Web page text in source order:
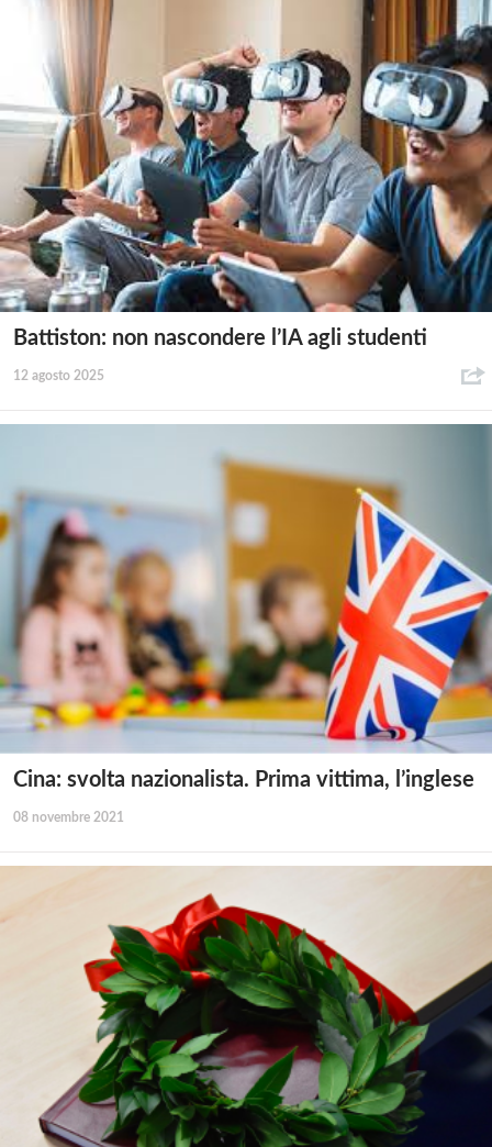
Battiston: non nascondere l’IA agli studenti
12 agosto 2025
Cina: svolta nazionalista. Prima vittima, l’inglese
08 novembre 2021